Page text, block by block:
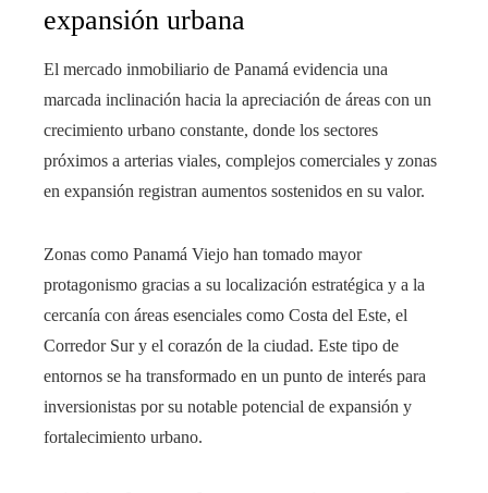
expansión urbana
El mercado inmobiliario de Panamá evidencia una
marcada inclinación hacia la apreciación de áreas con un
crecimiento urbano constante, donde los sectores
próximos a arterias viales, complejos comerciales y zonas
en expansión registran aumentos sostenidos en su valor.
Zonas como Panamá Viejo han tomado mayor
protagonismo gracias a su localización estratégica y a la
cercanía con áreas esenciales como Costa del Este, el
Corredor Sur y el corazón de la ciudad. Este tipo de
entornos se ha transformado en un punto de interés para
inversionistas por su notable potencial de expansión y
fortalecimiento urbano.